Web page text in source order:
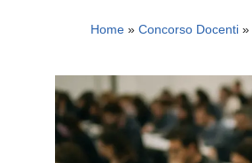
Home » Concorso Docenti »